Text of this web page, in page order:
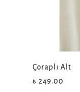
Çoraplı Alt
₺ 249.00